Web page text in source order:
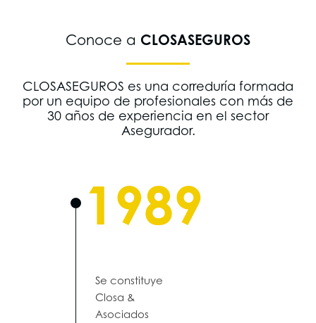
Conoce a CLOSASEGUROS
CLOSASEGUROS es una correduría formada
por un equipo de profesionales con más de
30 años de experiencia en el sector
Asegurador.
1989
Se constituye
Closa &
Asociados